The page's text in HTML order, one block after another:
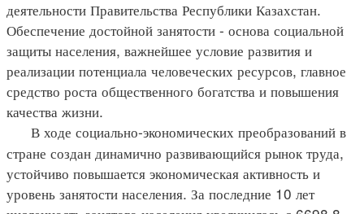
деятельности Правительства Республики Казахстан.
Обеспечение достойной занятости - основа социальной
защиты населения, важнейшее условие развития и
реализации потенциала человеческих ресурсов, главное
средство роста общественного богатства и повышения
качества жизни.
В ходе социально-экономических преобразований в
стране создан динамично развивающийся рынок труда,
устойчиво повышается экономическая активность и
уровень занятости населения. За последние 10 лет